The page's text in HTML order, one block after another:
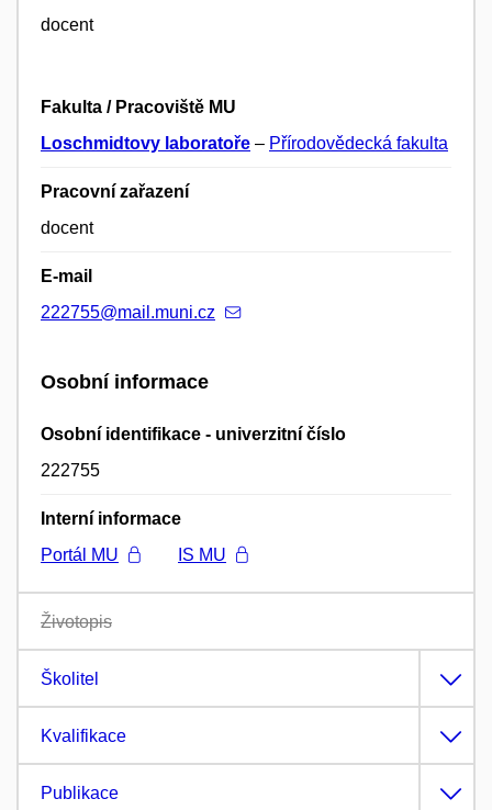
docent
Fakulta / Pracoviště MU
Loschmidtovy laboratoře – Přírodovědecká fakulta
Pracovní zařazení
docent
E-mail
222755@mail.muni.cz
Osobní informace
Osobní identifikace - univerzitní číslo
222755
Interní informace
Portál MU
IS MU
Životopis
Školitel
Kvalifikace
Publikace